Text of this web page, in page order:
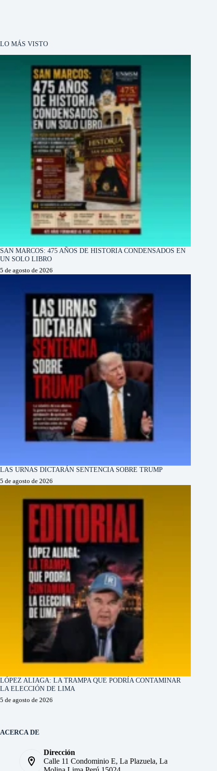
LO MÁS VISTO
SAN MARCOS: 475 AÑOS DE HISTORIA CONDENSADOS EN
UN SOLO LIBRO
5 de agosto de 2026
LAS URNAS DICTARÁN SENTENCIA SOBRE TRUMP
5 de agosto de 2026
LÓPEZ ALIAGA: LA TRAMPA QUE PODRÍA CONTAMINAR
LA ELECCIÓN DE LIMA
5 de agosto de 2026
ACERCA DE
Dirección
Calle 11 Condominio E, La Plazuela, La